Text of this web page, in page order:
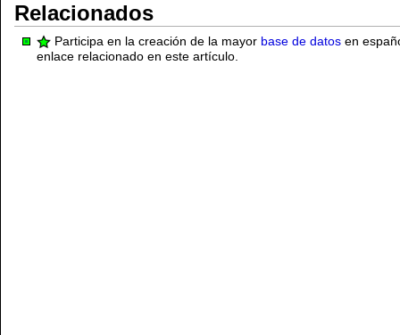
Relacionados
Participa en la creación de la mayor base de datos en
enlace relacionado en este artículo.